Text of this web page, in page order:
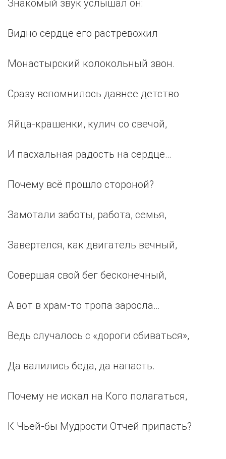
Знакомый звук услышал он:
Видно сердце его растревожил
Монастырский колокольный звон.
Сразу вспомнилось давнее детство
Яйца-крашенки, кулич со свечой,
И пасхальная радость на сердце…
Почему всё прошло стороной?
Замотали заботы, работа, семья,
Завертелся, как двигатель вечный,
Совершая свой бег бесконечный,
А вот в храм-то тропа заросла…
Ведь случалось с «дороги сбиваться»,
Да валились беда, да напасть.
Почему не искал на Кого полагаться,
К Чьей-бы Мудрости Отчей припасть?